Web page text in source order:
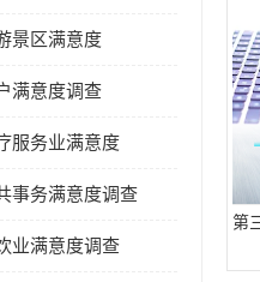
景区满意度
满意度调查
服务业满意度
事务满意度调查
业满意度调查
第